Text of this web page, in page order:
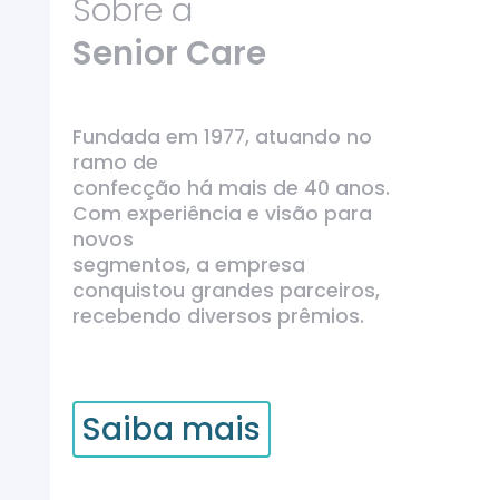
Sobre a
Senior Care
Fundada em 1977, atuando no
ramo de
confecção há mais de 40 anos.
Com experiência e visão para
novos
segmentos, a empresa
conquistou grandes parceiros,
recebendo diversos prêmios.
Saiba mais